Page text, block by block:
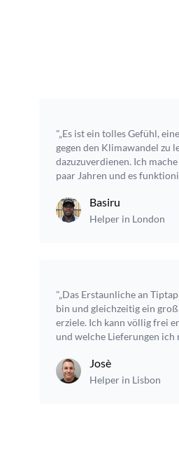
"„Es ist ein tolles Gefühl,
gegen den Klimawandel zu
dazuzuverdienen. Ich
paar Jahren und es
Basiru
Helper in London
"„Das Erstaunliche an
bin und gleichzeitig ein
erziele. Ich kann völlig frei
und welche Lieferungen ich
Josè
Helper in Lisbon